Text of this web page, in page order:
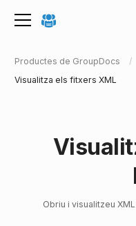
Productes de GroupDocs
Visualitza els fitxers XML
Obriu i visualitzeu